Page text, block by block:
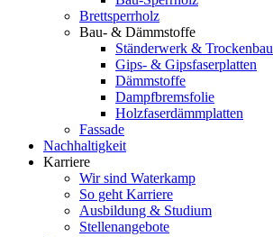
Brettsperrholz
Bau- & Dämmstoffe
Ständerwerk & Trockenbau
Gips- & Gipsfaserplatten
Dämmstoffe
Dampfbremsfolie
Holzfaserdämmplatten
Fassade
Nachhaltigkeit
Karriere
Wir sind Waterkamp
So geht Karriere
Ausbildung & Studium
Stellenangebote